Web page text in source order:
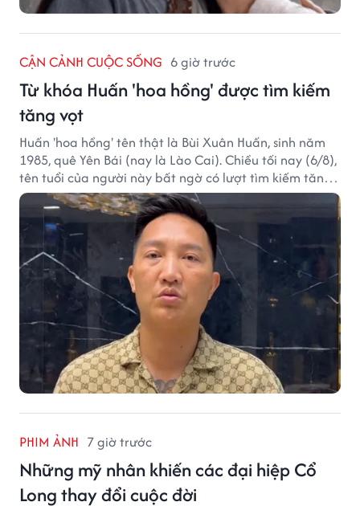
CẬN CẢNH CUỘC SỐNG 6 giờ trước
Từ khóa Huấn 'hoa hồng' được tìm kiếm
tăng vọt
Huấn 'hoa hồng' tên thật là Bùi Xuân Huấn, sinh năm
1985, quê Yên Bái (nay là Lào Cai). Chiều tối nay (6/8),
tên tuổi của người này bất ngờ có lượt tìm kiếm tăng
vọt.
PHIM ẢNH 7 giờ trước
Những mỹ nhân khiến các đại hiệp Cổ
Long thay đổi cuộc đời